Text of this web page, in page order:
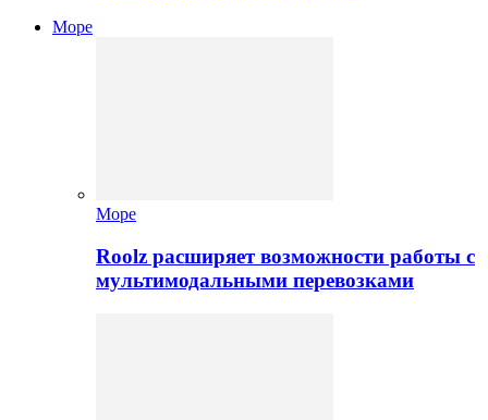
Море
Море
Roolz расширяет возможности работы с
мультимодальными перевозками